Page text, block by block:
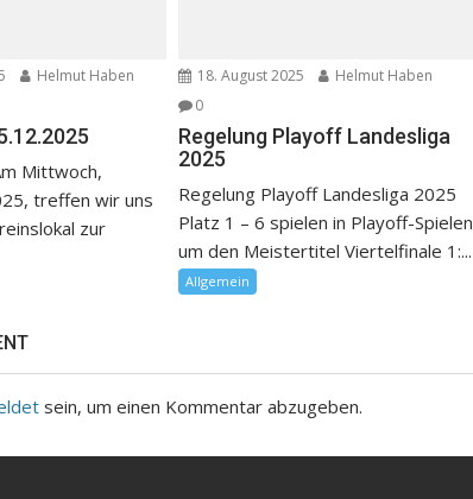
Helmut Haben
Mittwoch,
treffen wir uns
zur
18. August 2025
Helmut Haben
0
Regelung Playoff Landesliga
2025
Regelung Playoff Landesliga 2025
Platz 1 – 6 spielen in Playoff-Spielen
um den Meistertitel Viertelfinale 1:...
Allgemein
sein, um einen Kommentar abzugeben.